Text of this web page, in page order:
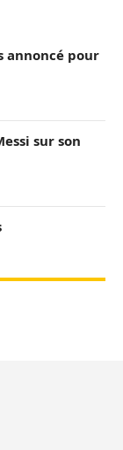
annoncé pour
sur son